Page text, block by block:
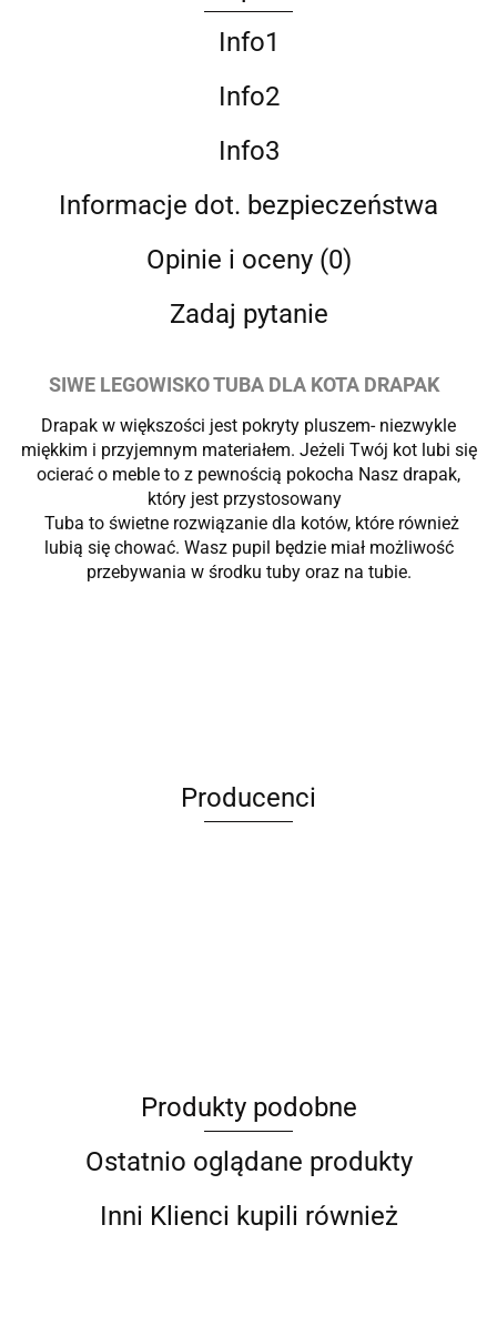
Info1
Info2
Info3
Informacje dot. bezpieczeństwa
Opinie i oceny (0)
Zadaj pytanie
SIWE LEGOWISKO TUBA DLA KOTA DRAPAK
Drapak w większości jest pokryty pluszem- niezwykle
miękkim i przyjemnym materiałem. Jeżeli Twój kot lubi się
ocierać o meble to z pewnością pokocha Nasz drapak,
który jest przystosowany
Tuba to świetne rozwiązanie dla kotów, które również
lubią się chować. Wasz pupil będzie miał możliwość
przebywania w środku tuby oraz na tubie.
Producenci
Barut
Produkty podobne
Ostatnio oglądane produkty
Inni Klienci kupili również